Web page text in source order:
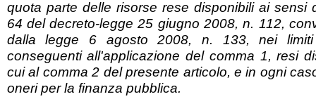
quota parte delle risorse rese disponibili ai sensi
64 del decreto-legge 25 giugno 2008, n. 112,
dalla legge 6 agosto 2008, n. 133, nei
conseguenti all'applicazione del comma 1, resi
cui al comma 2 del presente articolo, e in ogni
oneri per la finanza pubblica.